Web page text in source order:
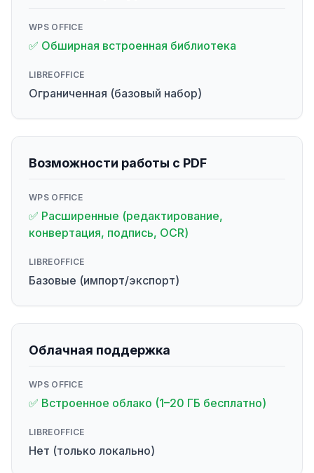
WPS OFFICE
✅ Обширная встроенная библиотека
LIBREOFFICE
Ограниченная (базовый набор)
Возможности работы с PDF
WPS OFFICE
✅ Расширенные (редактирование,
конвертация, подпись, OCR)
LIBREOFFICE
Базовые (импорт/экспорт)
Облачная поддержка
WPS OFFICE
✅ Встроенное облако (1–20 ГБ бесплатно)
LIBREOFFICE
Нет (только локально)